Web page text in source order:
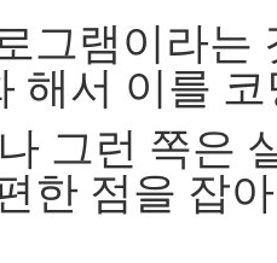
그램이라는
해서 이를
그런 쪽은
한 점을 잡